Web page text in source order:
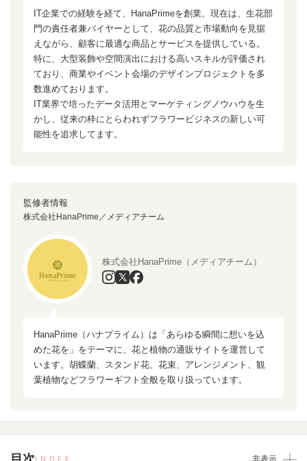
IT企業での経験を経て、HanaPrimeを創業。現在は、生花部
門の責任者兼バイヤーとして、花の品質と市場動向を見据
えながら、顧客に最適な商品とサービスを提供している。
特に、大型装飾や空間演出における高いスキルが評価され
ており、商業やイベント会場のデザインプロジェクトを多
数進めております。
IT業界で培ったデータ活用とマーケティングノウハウを生
かし、従来の枠にとらわれずフラワービジネスの新しい可
能性を追求してます。
監修者情報
株式会社HanaPrime／メディアチーム
株式会社HanaPrime（メディアチーム）
HanaPrime（ハナプライム）は「あらゆる瞬間に想いを込
めた花を」をテーマに、花と植物の通販サイトを運営して
います。胡蝶蘭、スタンド花、花束、アレンジメント、観
葉植物などフラワーギフト全般を取り扱っています。
非表示